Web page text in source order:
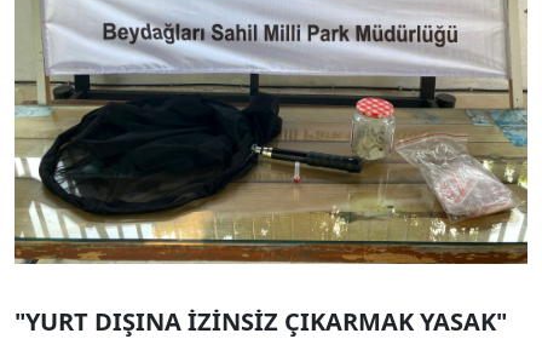
"YURT DIŞINA İZİNSİZ ÇIKARMAK YASAK"